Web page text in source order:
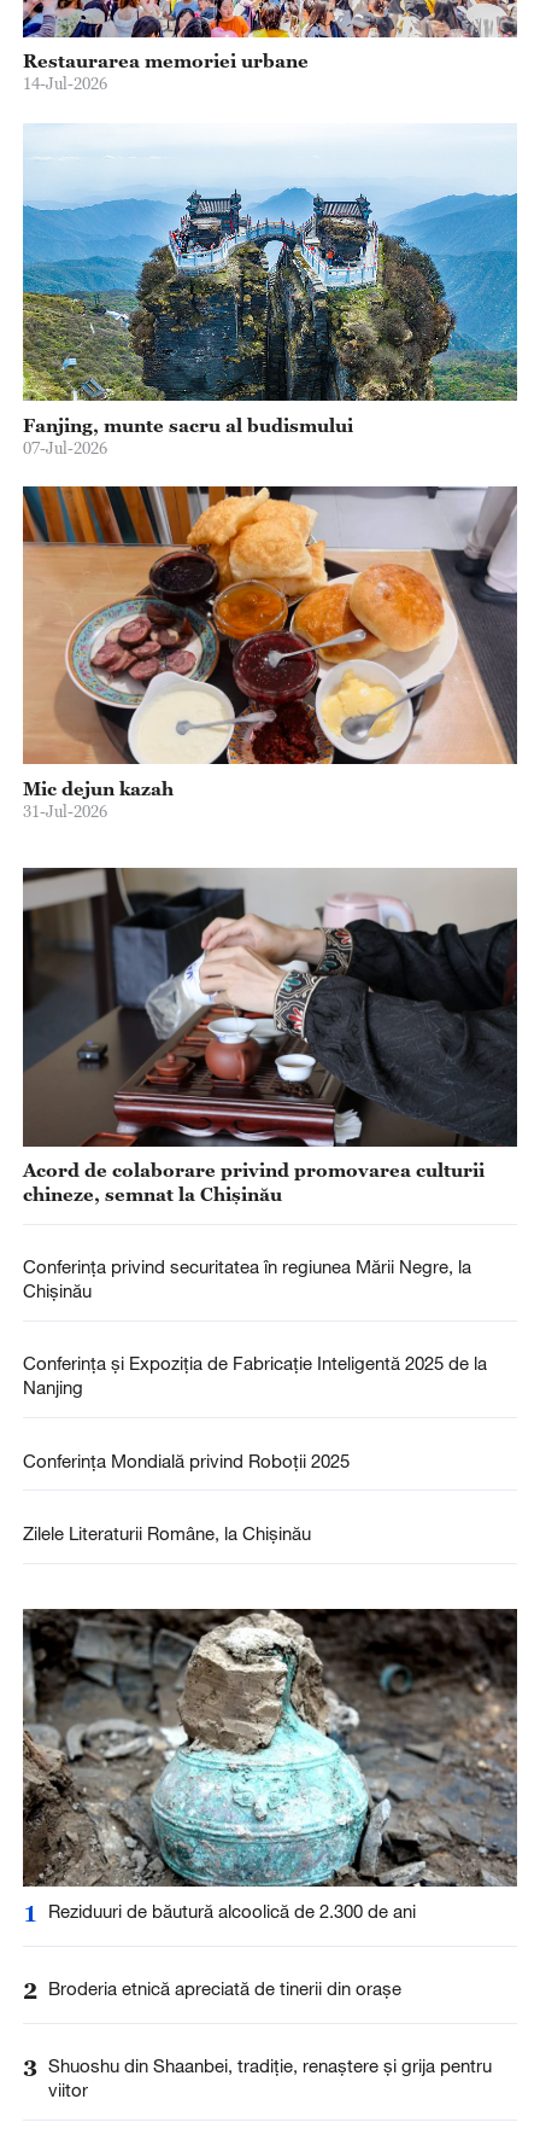
Restaurarea memoriei urbane
14-Jul-2026
Fanjing, munte sacru al budismului
07-Jul-2026
Mic dejun kazah
31-Jul-2026
Acord de colaborare privind promovarea culturii
chineze, semnat la Chișinău
Conferința privind securitatea în regiunea Mării Negre, la
Chișinău
Conferința și Expoziția de Fabricație Inteligentă 2025 de la
Nanjing
Conferința Mondială privind Roboții 2025
Zilele Literaturii Române, la Chișinău
1 Reziduuri de băutură alcoolică de 2.300 de ani
2 Broderia etnică apreciată de tinerii din orașe
3 Shuoshu din Shaanbei, tradiție, renaștere și grija pentru
viitor